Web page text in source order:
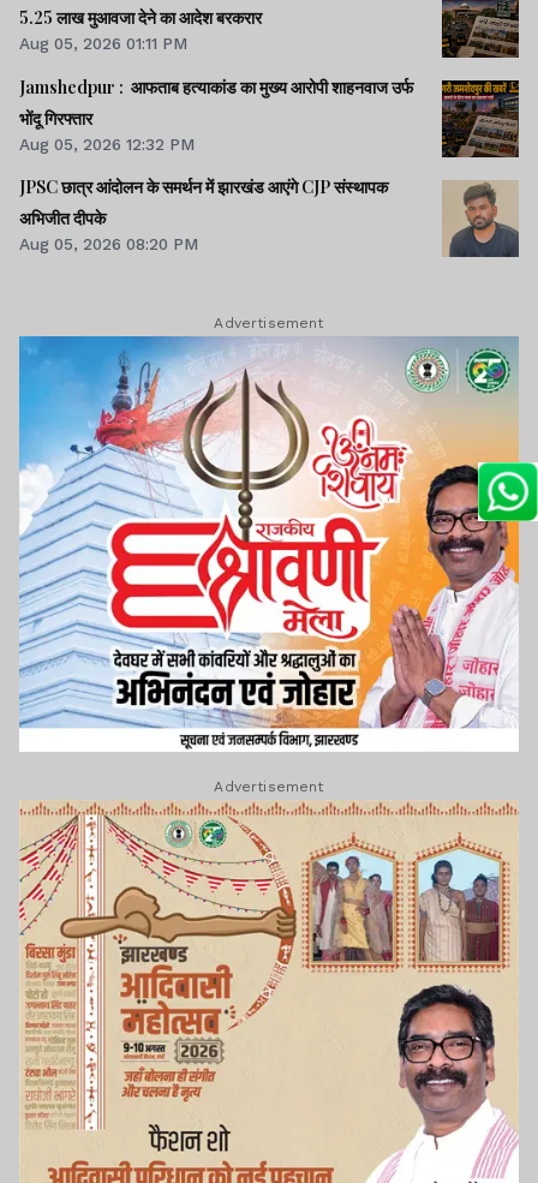
5.25 लाख मुआवजा देने का आदेश बरकरार
Aug 05, 2026 01:11 PM
Jamshedpur : आफताब हत्याकांड का मुख्य आरोपी शाहनवाज उर्फ
भोंदू गिरफ्तार
Aug 05, 2026 12:32 PM
JPSC छात्र आंदोलन के समर्थन में झारखंड आएंगे CJP संस्थापक
अभिजीत दीपके
Aug 05, 2026 08:20 PM
Advertisement
Advertisement